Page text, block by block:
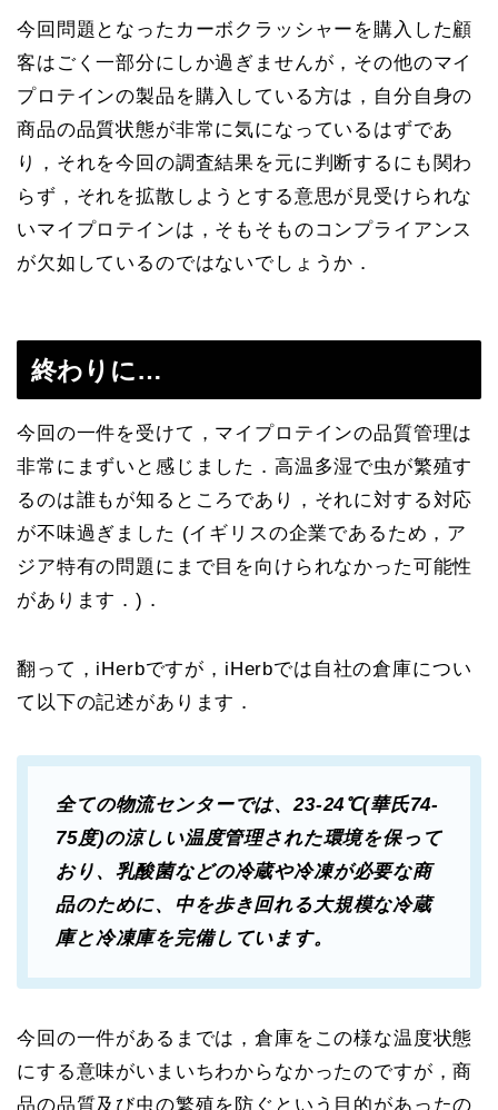
今回問題となったカーボクラッシャーを購入した顧
客はごく一部分にしか過ぎませんが，その他のマイ
プロテインの製品を購入している方は，自分自身の
商品の品質状態が非常に気になっているはずであ
り，それを今回の調査結果を元に判断するにも関わ
らず，それを拡散しようとする意思が見受けられな
いマイプロテインは，そもそものコンプライアンス
が欠如しているのではないでしょうか．
終わりに…
今回の一件を受けて，マイプロテインの品質管理は
非常にまずいと感じました．高温多湿で虫が繁殖す
るのは誰もが知るところであり，それに対する対応
が不味過ぎました (イギリスの企業であるため，ア
ジア特有の問題にまで目を向けられなかった可能性
があります．)．
翻って，iHerbですが，iHerbでは自社の倉庫につい
て以下の記述があります．
全ての物流センターでは、23-24℃(華氏74-
75度)の涼しい温度管理された環境を保って
おり、乳酸菌などの冷蔵や冷凍が必要な商
品のために、中を歩き回れる大規模な冷蔵
庫と冷凍庫を完備しています。
今回の一件があるまでは，倉庫をこの様な温度状態
にする意味がいまいちわからなかったのですが，商
品の品質及び虫の繁殖を防ぐという目的があったの